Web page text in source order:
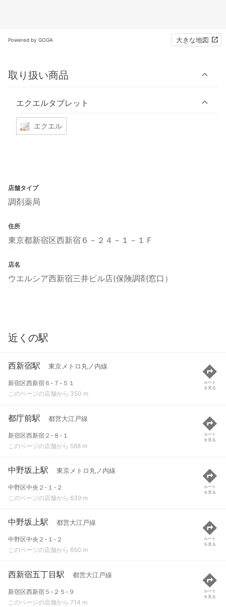
Powered by GOGA 大きな地図
取り扱い商品
エクエルタブレット
エクエル
店舗タイプ
調剤薬局
住所
東京都新宿区西新宿６－２４－１－１Ｆ
店名
ウエルシア西新宿三井ビル店(保険調剤窓口）
近くの駅
西新宿駅 東京メトロ丸ノ内線
新宿区西新宿６-７-５１
このページの店舗から 350 m
ルート
を見る
都庁前駅 都営大江戸線
新宿区西新宿２-８-１
このページの店舗から 588 m
ルート
を見る
中野坂上駅 東京メトロ丸ノ内線
中野区中央２-１-２
このページの店舗から 639 m
ルート
を見る
中野坂上駅 都営大江戸線
中野区中央２-１-２
このページの店舗から 650 m
ルート
を見る
西新宿五丁目駅 都営大江戸線
新宿区西新宿５-２５-９
このページの店舗から 714 m
ルート
を見る